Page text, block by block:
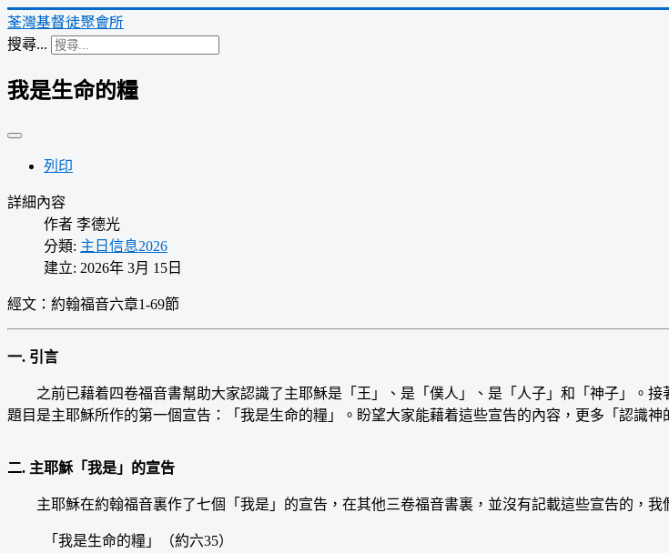
荃灣基督徒聚會所
搜尋...
我是生命的糧
列印
詳細內容
作者 李德光
分類: 主日信息2026
建立: 2026年 3月 15日
經文：約翰福音六章1-69節
一. 引言
之前已藉着四卷福音書幫助大家認識了主耶穌是「王」、是「僕人」、是「人子」和「神子」。接
題目是主耶穌所作的第一個宣告：「我是生命的糧」。盼望大家能藉着這些宣告的內容，更多「認識神
二. 主耶穌「我是」的宣告
主耶穌在約翰福音裏作了七個「我是」的宣告，在其他三卷福音書裏，並沒有記載這些宣告的，我
「我是生命的糧」（約六35）